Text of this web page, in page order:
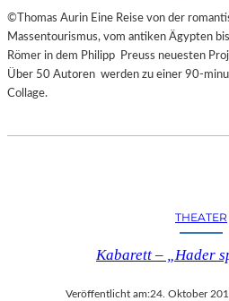
©Thomas Aurin Eine Reise von der
Massentourismus, vom antiken Ägypten
Römer in dem Philipp Preuss neuesten
Über 50 Autoren werden zu einer 90-
Collage.
THEATER
Kabarett – „Hader
Veröffentlicht am:24. Oktober